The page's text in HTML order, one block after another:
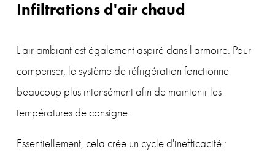
Infiltrations d'air chaud
L'air ambiant est également aspiré dans l'armoire. Pour
compenser, le système de réfrigération fonctionne
beaucoup plus intensément afin de maintenir les
températures de consigne.
Essentiellement, cela crée un cycle d'inefficacité :